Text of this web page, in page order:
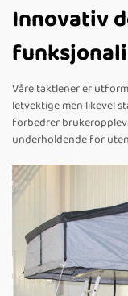
Innovativ
Våre taktlener er
letvektige men likevel
forbedrer
underholdende for